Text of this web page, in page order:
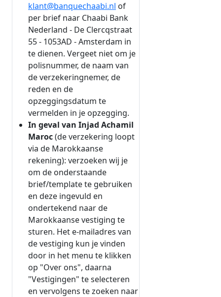
klant@banquechaabi.nl of
per brief naar Chaabi Bank
Nederland - De Clercqstraat
55 - 1053AD - Amsterdam in
te dienen. Vergeet niet om je
polisnummer, de naam van
de verzekeringnemer, de
reden en de
opzeggingsdatum te
vermelden in je opzegging.
In geval van Injad Achamil
Maroc(de verzekering loopt
via de Marokkaanse
rekening): verzoeken wij je
om de onderstaande
brief/template te gebruiken
en deze ingevuld en
ondertekend naar de
Marokkaanse vestiging te
sturen. Het e-mailadres van
de vestiging kun je vinden
door in het menu te klikken
op "Over ons", daarna
"Vestigingen" te selecteren
en vervolgens te zoeken naar